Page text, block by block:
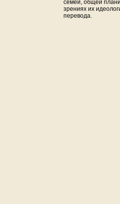
семей, общей
зрениях их
перевода.